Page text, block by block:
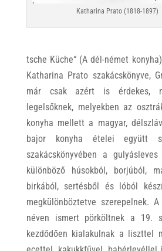
Katharina Prato (1818-1897)
tsche Küche“ (A dél-német
Katharina Prato szakácskönyve,
már csak azért is érdekes,
legelsőknek, melyekben az
konyha mellett a magyar,
bajor konyha ételei együtt
szakácskönyvében a
különböző húsokból, borjúból,
birkából, sertésből és lóból
megkülönböztetve szerepelnek.
néven ismert pörköltnek a 19.
kezdődően kialakulnak a liszttel